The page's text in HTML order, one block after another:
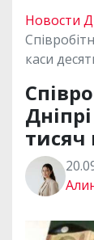
Новости
каси
тисяч